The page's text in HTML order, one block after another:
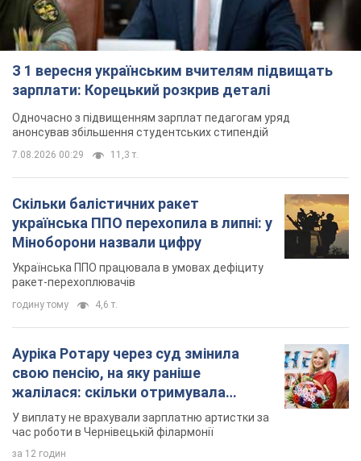
З 1 вересня українським вчителям підвищать
зарплати: Корецький розкрив деталі
Одночасно з підвищенням зарплат педагогам уряд
анонсував збільшення студентських стипендій
7.08.2026 00:29 11,3 т.
Скільки балістичних ракет
українська ППО перехопила в липні: у
Міноборони назвали цифру
Українська ППО працювала в умовах дефіциту
ракет-перехоплювачів
годину тому 4,6 т.
Ауріка Ротару через суд змінила
свою пенсію, на яку раніше
жалілася: скільки отримувала
співачка
У виплату не врахували зарплатню артистки за
час роботи в Чернівецькій філармонії
за 12 годин